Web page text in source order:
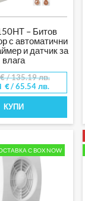
– Битов
с автоматични
и датчик за
влага
€/ 135.19 лв.
€/ 65.54 лв.
КУПИ
С BOX NOW